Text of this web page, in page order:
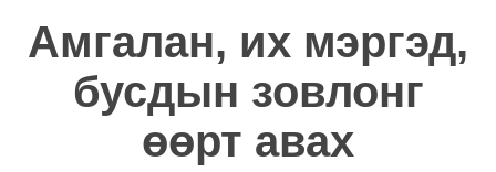
Амгалан, их мэргэд,
бусдын зовлонг
өөрт авах